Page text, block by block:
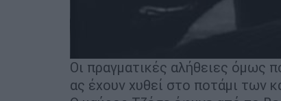
Οι πραγματικές αλήθειες όμως
ας έχουν χυθεί στο ποτάμι των